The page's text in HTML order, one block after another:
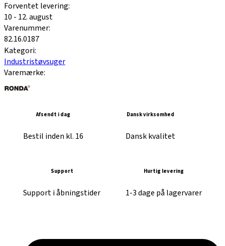
Forventet levering:
10 - 12. august
Varenummer:
82.16.0187
Kategori:
Industristøvsuger
Varemærke:
Afsendt i dag
Bestil inden kl. 16
Dansk virksomhed
Dansk kvalitet
Support
Support i åbningstider
Hurtig levering
1-3 dage på lagervarer